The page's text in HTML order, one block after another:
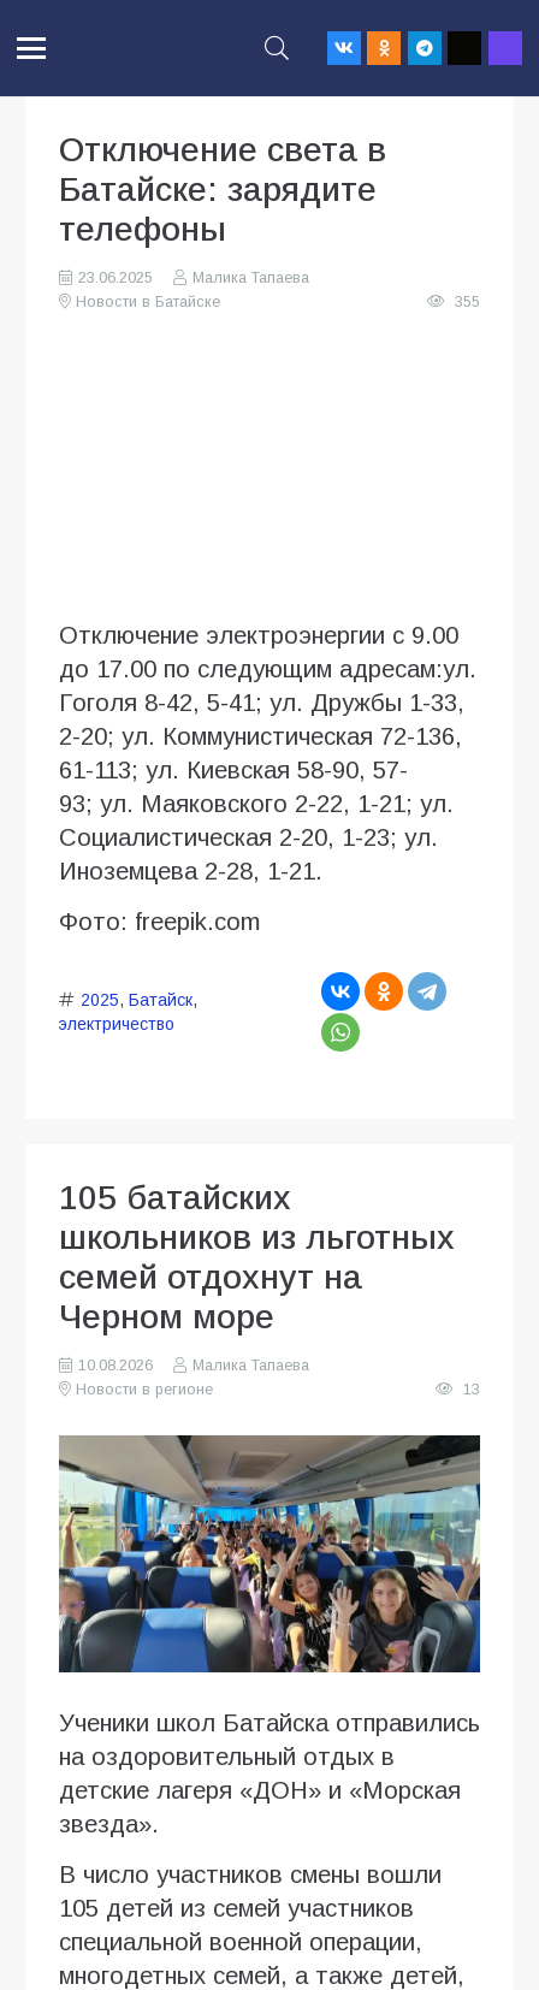
Отключение света в
Батайске: зарядите
телефоны
23.06.2025
Малика Тапаева
Новости в Батайске
355
Отключение электроэнергии с 9.00
до 17.00 по следующим адресам:ул.
Гоголя 8-42, 5-41; ул. Дружбы 1-33,
2-20; ул. Коммунистическая 72-136,
61-113; ул. Киевская 58-90, 57-
93; ул. Маяковского 2-22, 1-21; ул.
Социалистическая 2-20, 1-23; ул.
Иноземцева 2-28, 1-21.
Фото: freepik.com
2025, Батайск,
электричество
105 батайских
школьников из льготных
семей отдохнут на
Черном море
10.08.2026
Малика Тапаева
Новости в регионе
13
Ученики школ Батайска отправились
на оздоровительный отдых в
детские лагеря «ДОН» и «Морская
звезда».
В число участников смены вошли
105 детей из семей участников
специальной военной операции,
многодетных семей, а также детей,